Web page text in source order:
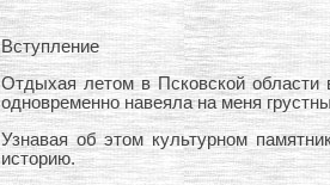
Вступление
Отдыхая летом в Псковской области
одновременно навеяла на меня
Узнавая об этом культурном
историю.